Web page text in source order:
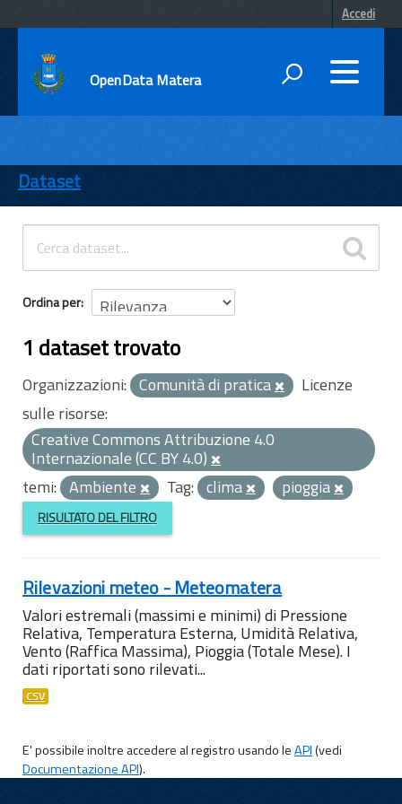
Accedi
OpenData Matera
ENTI
TEMI
INFORMAZIONI
Dataset
Ordina per
1 dataset trovato
Organizzazioni: Comunità di pratica
Licenze
sulle risorse:
Creative Commons Attribuzione 4.0
Internazionale (CC BY 4.0)
temi: Ambiente Tag: clima pioggia
RISULTATO DEL FILTRO
Rilevazioni meteo - Meteomatera
Valori estremali (massimi e minimi) di Pressione
Relativa, Temperatura Esterna, Umidità Relativa,
Vento (Raffica Massima), Pioggia (Totale Mese). I
dati riportati sono rilevati...
CSV
E' possibile inoltre accedere al registro usando leAPI(vedi
Documentazione API).